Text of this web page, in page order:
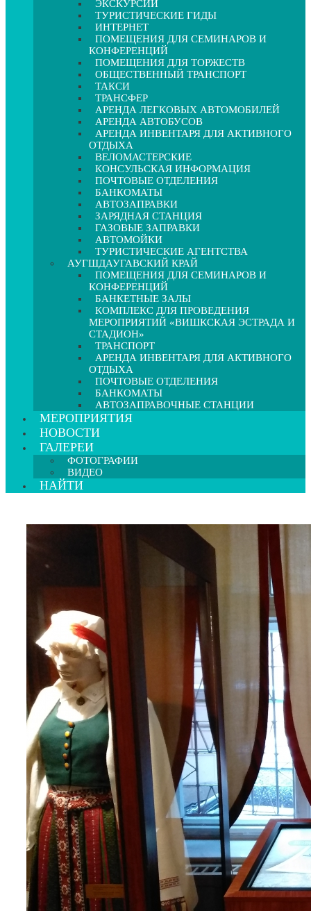
ЭКСКУРСИИ
ТУРИСТИЧЕСКИЕ ГИДЫ
ИНТЕРНЕТ
ПОМЕЩЕНИЯ ДЛЯ СЕМИНАРОВ И
КОНФЕРЕНЦИЙ
ПОМЕЩЕНИЯ ДЛЯ ТОРЖЕСТВ
ОБЩЕСТВЕННЫЙ ТРАНСПОРТ
ТАКСИ
ТРАНСФЕР
АРЕНДА ЛЕГКОВЫХ АВТОМОБИЛЕЙ
АРЕНДА АВТОБУСОВ
АРЕНДА ИНВЕНТАРЯ ДЛЯ АКТИВНОГО
ОТДЫХА
ВЕЛОМАСТЕРСКИЕ
КОНСУЛЬСКАЯ ИНФОРМАЦИЯ
ПОЧТОВЫЕ ОТДЕЛЕНИЯ
БАНКОМАТЫ
АВТОЗАПРАВКИ
ЗАРЯДНАЯ СТАНЦИЯ
ГАЗОВЫЕ ЗАПРАВКИ
АВТОМОЙКИ
ТУРИСТИЧЕСКИЕ АГЕНТСТВА
АУГШДАУГАВСКИЙ КРАЙ
ПОМЕЩЕНИЯ ДЛЯ СЕМИНАРОВ И
КОНФЕРЕНЦИЙ
БАНКЕТНЫЕ ЗАЛЫ
КОМПЛЕКС ДЛЯ ПРОВЕДЕНИЯ
МЕРОПРИЯТИЙ «ВИШКСКАЯ ЭСТРАДА И
СТАДИОН»
ТРАНСПОРТ
АРЕНДА ИНВЕНТАРЯ ДЛЯ АКТИВНОГО
ОТДЫХА
ПОЧТОВЫЕ ОТДЕЛЕНИЯ
БАНКОМАТЫ
АВТОЗАПРАВОЧНЫЕ СТАНЦИИ
МЕРОПРИЯТИЯ
НОВОСТИ
ГАЛЕРЕИ
ФОТОГРАФИИ
ВИДЕО
НАЙТИ